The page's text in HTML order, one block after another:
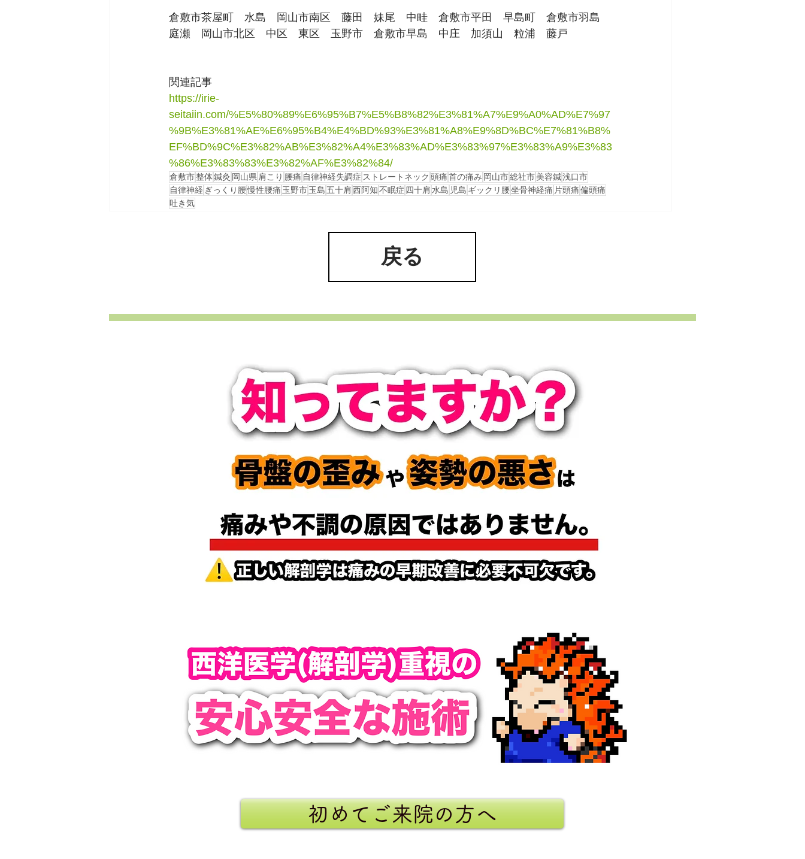
倉敷市茶屋町　水島　岡山市南区　藤田　妹尾　中畦　倉敷市平田　早島町　倉敷市羽島
庭瀬　岡山市北区　中区　東区　玉野市　倉敷市早島　中庄　加須山　粒浦　藤戸
関連記事
https://irie-
seitaiin.com/%E5%80%89%E6%95%B7%E5%B8%82%E3%81%A7%E9%A0%AD%E7%97
%9B%E3%81%AE%E6%95%B4%E4%BD%93%E3%81%A8%E9%8D%BC%E7%81%B8%
EF%BD%9C%E3%82%AB%E3%82%A4%E3%83%AD%E3%83%97%E3%83%A9%E3%83
%86%E3%83%83%E3%82%AF%E3%82%84/
倉敷市整体鍼灸 岡山県 肩こり 腰痛 自律神経失調症 ストレートネック 頭痛首の痛み 岡山市総社市美容鍼浅口市
自律神経 ぎっくり腰慢性腰痛 玉野市玉島 五十肩西阿知不眠症 四十肩 水島 児島 ギックリ腰坐骨神経痛 片頭痛偏頭痛
吐き気
戻る
初めてご来院の方へ